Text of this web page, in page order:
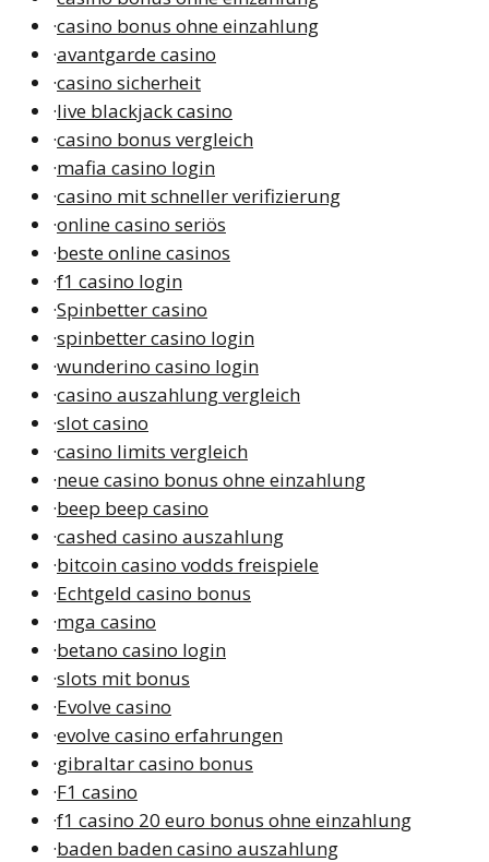
·casino bonus ohne einzahlung
·avantgarde casino
·casino sicherheit
·live blackjack casino
·casino bonus vergleich
·mafia casino login
·casino mit schneller verifizierung
·online casino seriös
·beste online casinos
·f1 casino login
·Spinbetter casino
·spinbetter casino login
·wunderino casino login
·casino auszahlung vergleich
·slot casino
·casino limits vergleich
·neue casino bonus ohne einzahlung
·beep beep casino
·cashed casino auszahlung
·bitcoin casino vodds freispiele
·Echtgeld casino bonus
·mga casino
·betano casino login
·slots mit bonus
·Evolve casino
·evolve casino erfahrungen
·gibraltar casino bonus
·F1 casino
·f1 casino 20 euro bonus ohne einzahlung
·baden baden casino auszahlung